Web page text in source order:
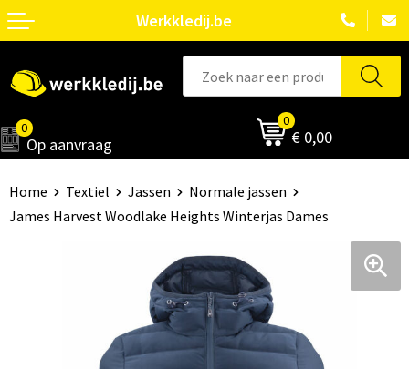
Werkkledij.be
0
Op aanvraag
0
€ 0,00
Home Textiel Jassen
Normale jassen
James Harvest Woodlake Heights Winterjas Dames